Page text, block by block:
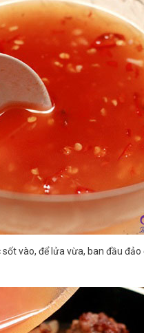
vào, để lửa vừa, ban đầu